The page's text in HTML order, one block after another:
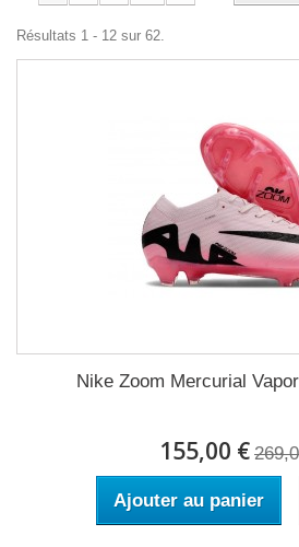
Résultats 1 - 12 sur 62.
Nike Zoom Mercurial
155,00 €
Ajouter au panier